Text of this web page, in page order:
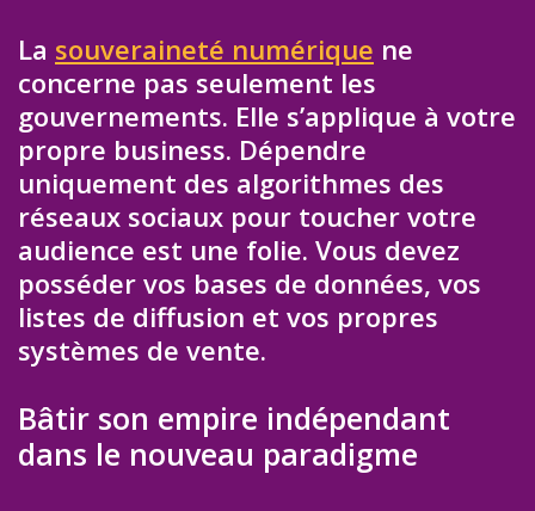
La souveraineté numérique ne
concerne pas seulement les
gouvernements. Elle s’applique à votre
propre business. Dépendre
uniquement des algorithmes des
réseaux sociaux pour toucher votre
audience est une folie. Vous devez
posséder vos bases de données, vos
listes de diffusion et vos propres
systèmes de vente.
Bâtir son empire indépendant
dans le nouveau paradigme